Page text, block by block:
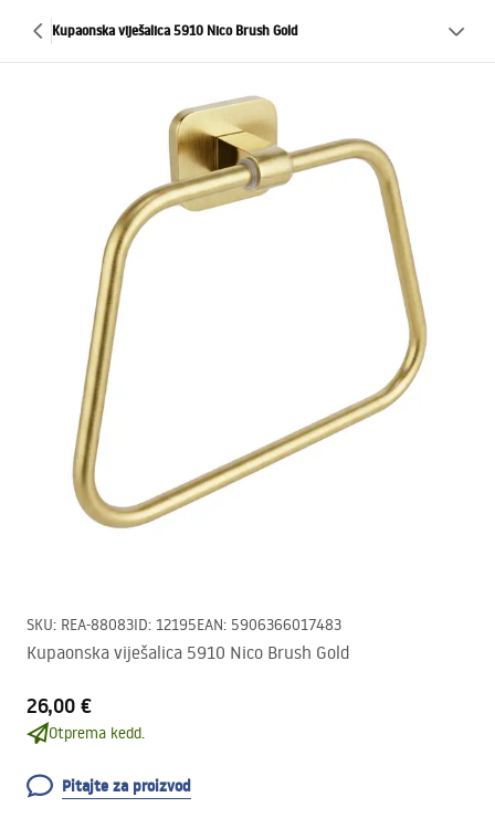
Kupaonska viješalica 5910 Nico Brush Gold
SKU: REA-88083ID: 12195EAN: 5906366017483
Kupaonska viješalica 5910 Nico Brush Gold
26,00 €
Otprema kedd.
Pitajte za proizvod